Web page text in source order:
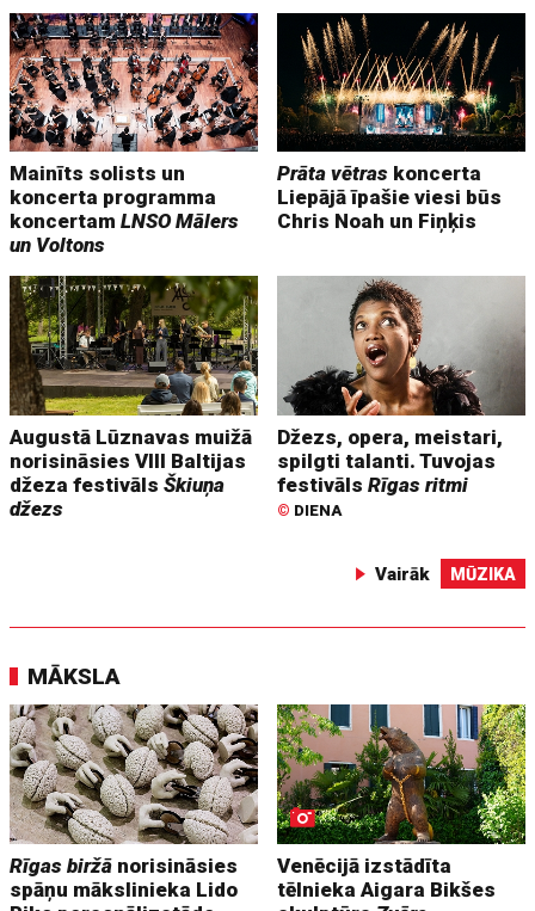
Mainīts solists un
koncerta programma
koncertamLNSO Mālers
un Voltons
Prāta vētras koncerta
Liepājā īpašie viesi būs
Chris Noah un Fiņķis
Augustā Lūznavas muižā
norisināsies VIII Baltijas
džeza festivālsŠkiuņa
džezs
Džezs, opera, meistari,
spilgti talanti. Tuvojas
festivālsRīgas ritmi
© DIENA
Vairāk MŪZIKA
MĀKSLA
Rīgas biržā norisināsies
spāņu mākslinieka Lido
Venēcijā izstādīta
tēlnieka Aigara Bikšes